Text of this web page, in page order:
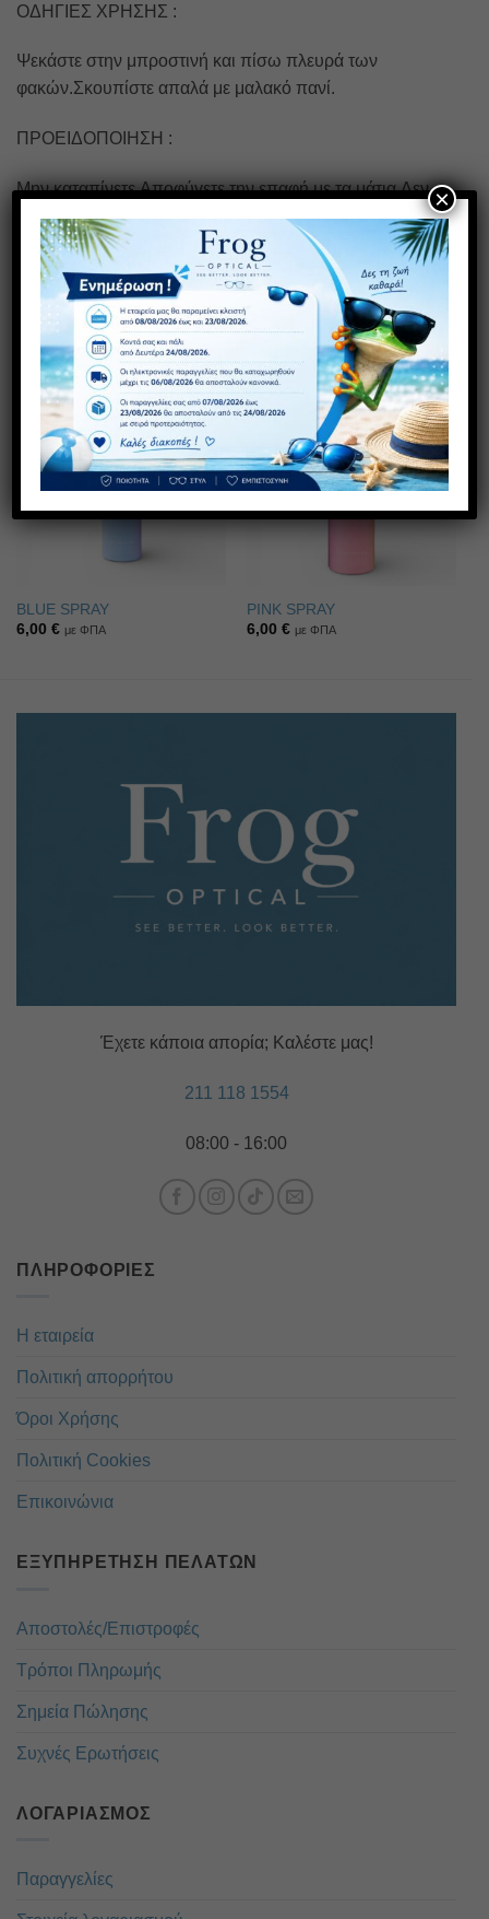
ΟΔΗΓΙΕΣ ΧΡΗΣΗΣ :
Ψεκάστε στην μπροστινή και πίσω πλευρά των
φακών.Σκουπίστε απαλά με μαλακό πανί.
ΠΡΟΕΙΔΟΠΟΙΗΣΗ :
Μην καταπίνετε.Αποφύγετε την επαφή με τα μάτια.Δεν
προορίζεται για φακούς επαφής.Κρατήστε το μακριά από
τα παιδιά.Δεν περιεχεί alcohol.
ΣΧΕΤΙΚΆ ΠΡΟΪΌΝΤΑ
Πρόσθήκη
στην λίστα
επιθυμιών
BLUE SPRAY
6,00 € με ΦΠΑ
Πρόσθήκη
στην λίστα
επιθυμιών
PINK SPRAY
6,00€ με ΦΠΑ
Έχετε κάποια απορία; Καλέστε μας!
211 118 1554
08:00 - 16:00
ΠΛΗΡΟΦΟΡΊΕΣ
Η εταιρεία
Πολιτική απορρήτου
Όροι Χρήσης
Πολιτική Cookies
Επικοινώνια
ΕΞΥΠΗΡΈΤΗΣΗ ΠΕΛΑΤΏΝ
Αποστολές/Επιστροφές
Τρόποι Πληρωμής
Σημεία Πώλησης
Συχνές Ερωτήσεις
ΛΟΓΑΡΙΑΣΜΌΣ
Παραγγελίες
×